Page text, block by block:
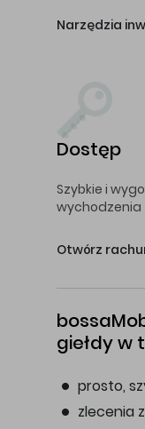
Narzędzia
Dostęp
Szybkie i
wychodzenia
Otwórz
giełdy w
prosto,
zlecenia